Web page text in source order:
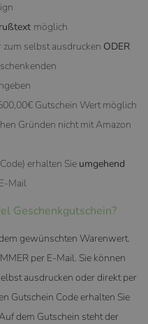
möglich
selbst ausdrucken ODER
Gutschein Wert möglich
Gründen nicht mit Amazon
erhalten Sie umgehend
Mail
Geschenkgutschein?
gewünschten Warenwert.
per E-Mail. Sie können
ausdrucken oder direkt per
Gutschein Code erhalten Sie
dem Gutschein steht der